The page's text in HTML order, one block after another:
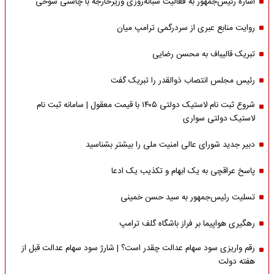
روایت منابع عبری از سردرگمی ترامپ میان
تبریک قالیباف به محسن رضایی
رئیس مجلس انتصاب ذوالقدر را تبریک گفت
شروع ثبت نام لاستیک دولتی ۱۴۰۵ با قیمت معقول | سامانه ثبت نام
لاستیک دولتی سواری
دبیر جدید شورای عالی امنیت ملی را بیشتر بشناسید
پاسخ عراقچی به یک ابهام و تکذیب یک ادعا
تسلیت رئیس‌جمهور به سید حسن خمینی
رهگیری هواپیما بر فراز باشگاه گلف ترامپ
رقم واریزی سود سهام عدالت چقدر است؟ | شارژ سود سهام عدالت قبل از
هفته دولت